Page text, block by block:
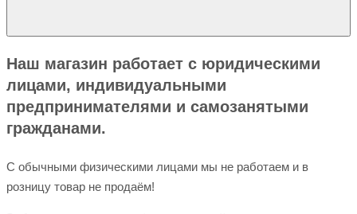
Наш магазин работает с юридическими
лицами, индивидуальными
предпринимателями и самозанятыми
гражданами.
С обычными физическими лицами мы не работаем и в
розницу товар не продаём!